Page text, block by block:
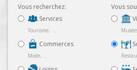
Vous recherchez:
Services
Tourisme, ...
Commerces
Mode, ...
Vous